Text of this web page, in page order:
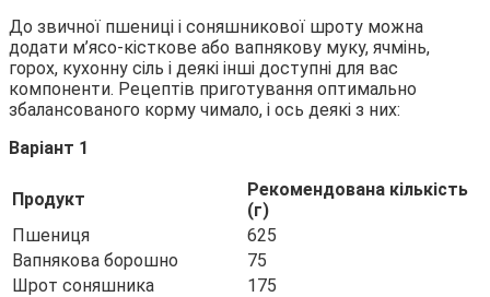
До звичної пшениці і соняшникової шроту можна
додати м’ясо-кісткове або вапнякову муку, ячмінь,
горох, кухонну сіль і деякі інші доступні для вас
компоненти. Рецептів приготування оптимально
збалансованого корму чимало, і ось деякі з них:
Варіант 1
Продукт
Рекомендована кількість
(г)
Пшениця
625
Вапнякова борошно
75
Шрот соняшника
175